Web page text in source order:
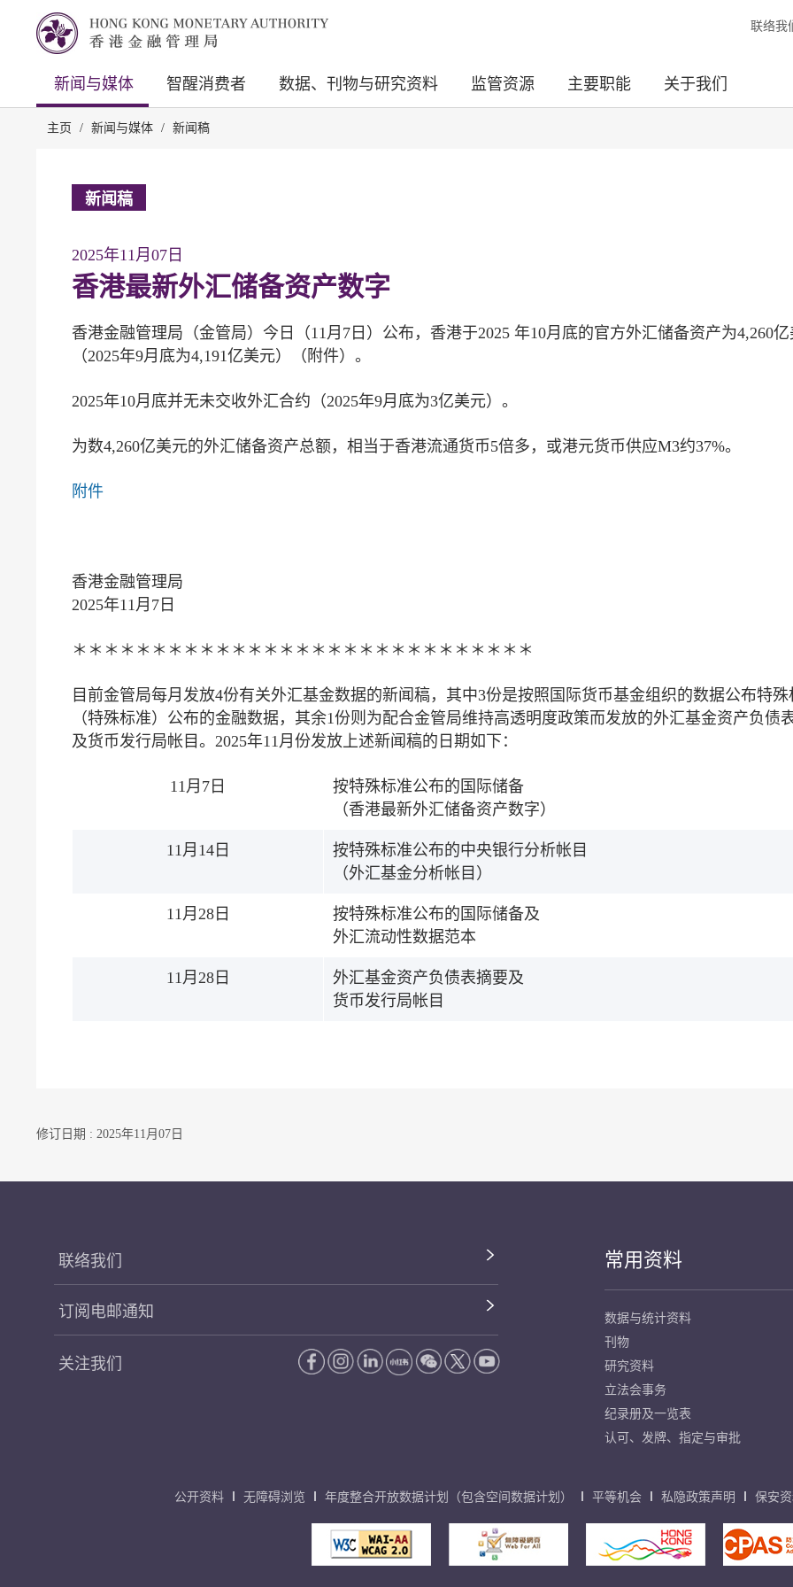
联络我
新闻与媒体 智醒消费者 数据、刊物与研究资料 监管资源 主要职能 关于我们
主页 / 新闻与媒体 / 新闻稿
新闻稿
2025年11月07日
香港最新外汇储备资产数字
香港金融管理局（金管局）今日（11月7日）公布，香港于2025 年10月底的官方外汇储备资产为4,260
（2025年9月底为4,191亿美元）（附件）。
2025年10月底并无未交收外汇合约（2025年9月底为3亿美元）。
为数4,260亿美元的外汇储备资产总额，相当于香港流通货币5倍多，或港元货币供应M3约37%。
附件
香港金融管理局
2025年11月7日
＊＊＊＊＊＊＊＊＊＊＊＊＊＊＊＊＊＊＊＊＊＊＊＊＊＊＊＊＊
目前金管局每月发放4份有关外汇基金数据的新闻稿，其中3份是按照国际货币基金组织的数据公布特殊
（特殊标准）公布的金融数据，其余1份则为配合金管局维持高透明度政策而发放的外汇基金资产负债
及货币发行局帐目。2025年11月份发放上述新闻稿的日期如下：
11月7日
按特殊标准公布的国际储备
（香港最新外汇储备资产数字）
11月14日
按特殊标准公布的中央银行分析帐目
（外汇基金分析帐目）
11月28日
按特殊标准公布的国际储备及
外汇流动性数据范本
11月28日
外汇基金资产负债表摘要及
货币发行局帐目
修订日期 : 2025年11月07日
联络我们
订阅电邮通知
关注我们
常用资料
数据与统计资料
刊物
研究资料
立法会事务
纪录册及一览表
认可、发牌、指定与审批
公开资料 无障碍浏览 年度整合开放数据计划（包含空间数据计划） 平等机会 私隐政策声明 保安